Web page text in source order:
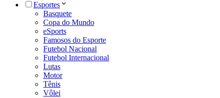
Esportes
Basquete
Copa do Mundo
eSports
Famosos do Esporte
Futebol Nacional
Futebol Internacional
Lutas
Motor
Tênis
Vôlei